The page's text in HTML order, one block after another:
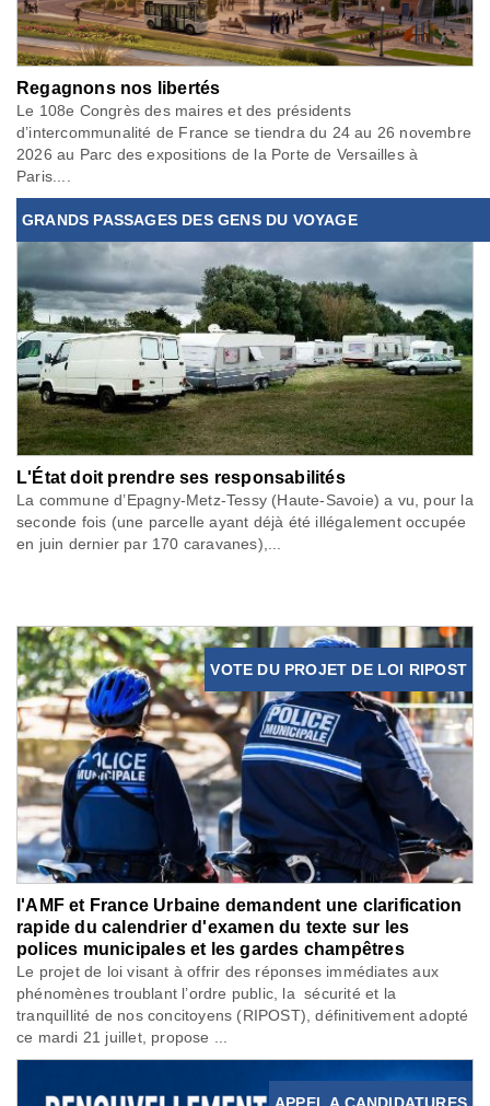
Regagnons nos libertés
Le 108e Congrès des maires et des présidents
d’intercommunalité de France se tiendra du 24 au 26 novembre
2026 au Parc des expositions de la Porte de Versailles à
Paris....
GRANDS PASSAGES DES GENS DU VOYAGE
L'État doit prendre ses responsabilités
La commune d’Epagny-Metz-Tessy (Haute-Savoie) a vu, pour la
seconde fois (une parcelle ayant déjà été illégalement occupée
en juin dernier par 170 caravanes),...
VOTE DU PROJET DE LOI RIPOST
l'AMF et France Urbaine demandent une clarification
rapide du calendrier d'examen du texte sur les
polices municipales et les gardes champêtres
Le projet de loi visant à offrir des réponses immédiates aux
phénomènes troublant l’ordre public, la sécurité et la
tranquillité de nos concitoyens (RIPOST), définitivement adopté
ce mardi 21 juillet, propose ...